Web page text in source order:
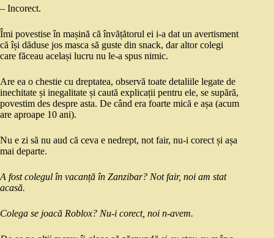
– Incorect.
Îmi povestise în mașină că învățătorul ei i-a dat un avertisment
că își dăduse jos masca să guste din snack, dar altor colegi
care făceau același lucru nu le-a spus nimic.
Are ea o chestie cu dreptatea, observă toate detaliile legate de
inechitate și inegalitate și caută explicații pentru ele, se supără,
povestim des despre asta. De când era foarte mică e așa (acum
are aproape 10 ani).
Nu e zi să nu aud că ceva e nedrept, not fair, nu-i corect și așa
mai departe.
A fost colegul în vacanță în Zanzibar? Not fair, noi am stat
acasă.
Colega se joacă Roblox? Nu-i corect, noi n-avem.